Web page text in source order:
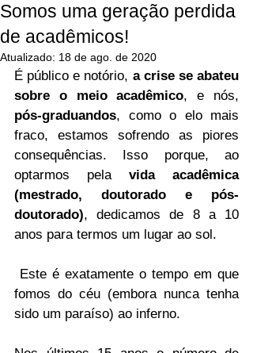
Somos uma geração perdida
de acadêmicos!
Atualizado: 18 de ago. de 2020
É público e notório, a crise se abateu
sobre o meio acadêmico
pós-graduandos, como o elo mais
fraco, estamos sofrendo as piores
consequências. Isso porque, ao
optarmos pela vida acadêmica
(mestrado, doutorado e pós-
doutorado), dedicamos de 8 a 10
anos para termos um lugar ao sol.
fomos do céu (embora nunca tenha
sido um paraíso) ao inferno.